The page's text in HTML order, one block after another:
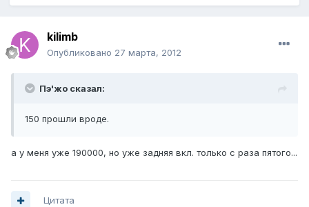
kilimb
Опубликовано 27 марта, 2012
Пэ'жо сказал:
150 прошли вроде.
а у меня уже 190000, но уже задняя вкл. только с раза пятого...
Цитата